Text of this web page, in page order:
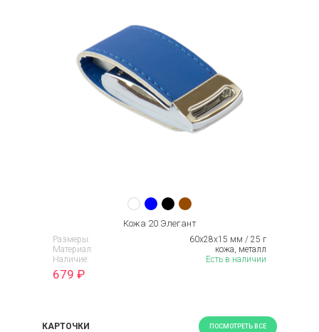
Кожа 20 Элегант
Размеры:
60x28x15 мм / 25 г
Материал:
кожа, металл
Наличие:
Есть в наличии
679 ₽
КАРТОЧКИ ПОСМОТРЕТЬ ВСЕ